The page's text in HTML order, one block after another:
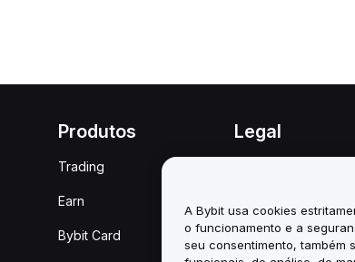
Produtos
Trading
Earn
Bybit Card
Legal
Resumo da Política
Custódia e
A Bybit usa cookies
o funcionamento e a
seu consentimento, também